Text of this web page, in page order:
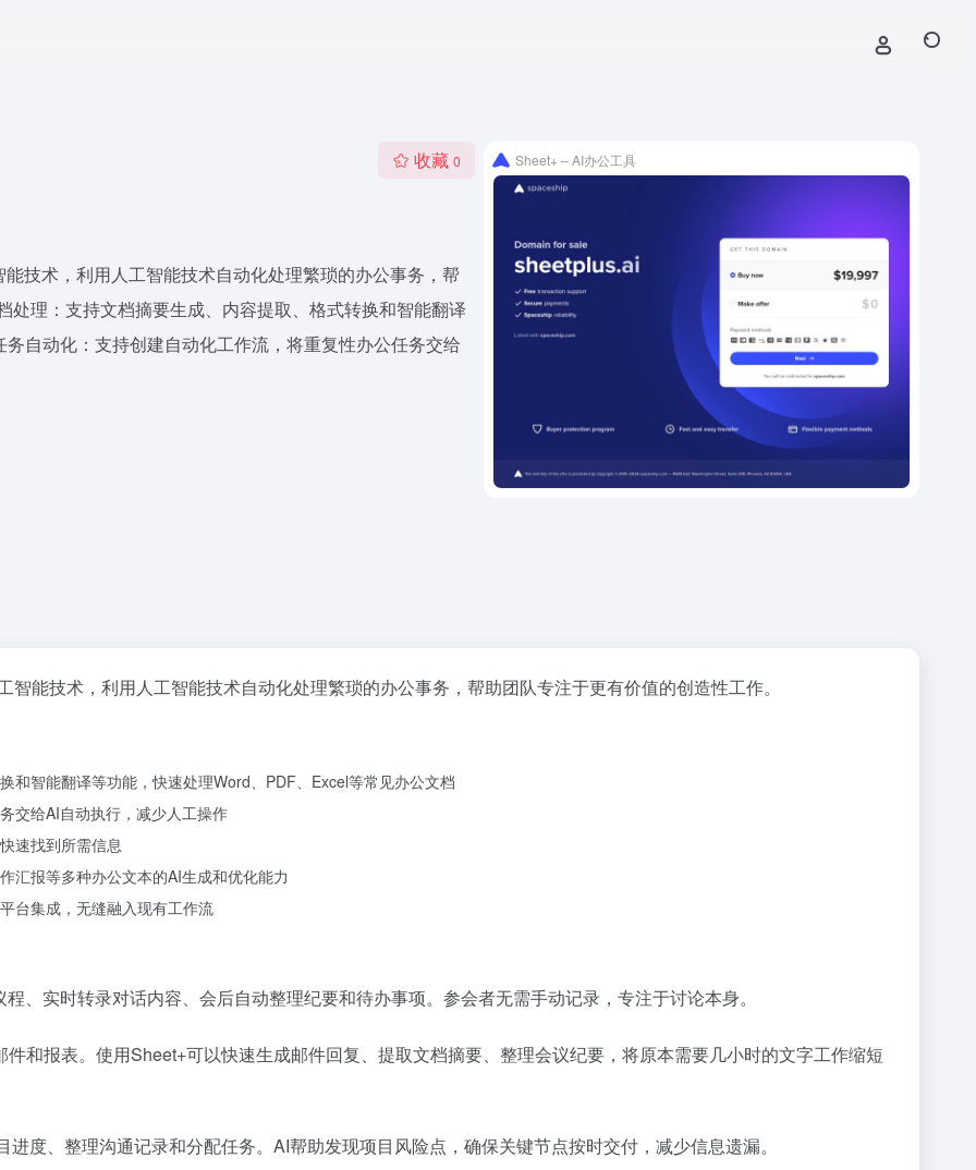
收藏 0
技术，利用人工智能技术自动化处理繁琐的办公事务，帮
理：支持文档摘要生成、内容提取、格式转换和智能翻译
自动化：支持创建自动化工作流，将重复性办公任务交给
Sheet+ – AI办公工具
智能技术，利用人工智能技术自动化处理繁琐的办公事务，帮助团队专注于更有价值的创造性工作。
和智能翻译等功能，快速处理Word、PDF、Excel等常见办公文档
交给AI自动执行，减少人工操作
速找到所需信息
汇报等多种办公文本的AI生成和优化能力
台集成，无缝融入现有工作流
、实时转录对话内容、会后自动整理纪要和待办事项。参会者无需手动记录，专注于讨论本身。
和报表。使用Sheet+可以快速生成邮件回复、提取文档摘要、整理会议纪要，将原本需要几小时的文字工作缩短
度、整理沟通记录和分配任务。AI帮助发现项目风险点，确保关键节点按时交付，减少信息遗漏。